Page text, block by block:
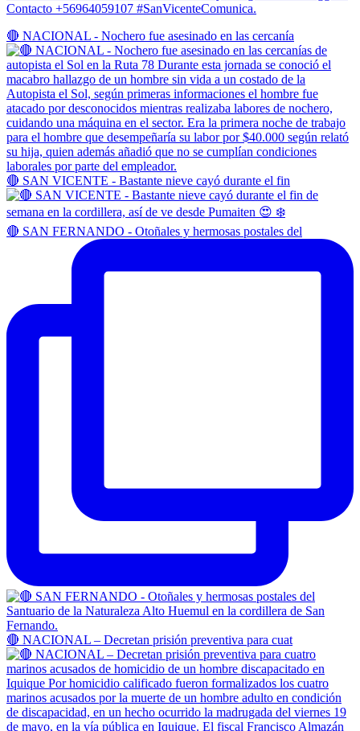
Contacto +56964059107 #SanVicenteComunica.
🔴 NACIONAL - Nochero fue asesinado en las cercanía
🔴 SAN VICENTE - Bastante nieve cayó durante el fin
🔴 SAN FERNANDO - Otoñales y hermosas postales del
🔴 NACIONAL – Decretan prisión preventiva para cuat